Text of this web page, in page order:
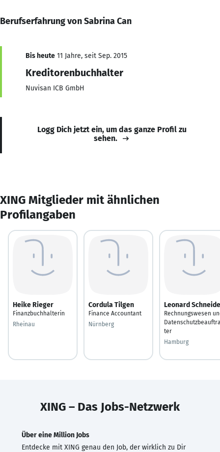
Berufserfahrung von Sabrina Can
Bis heute 11 Jahre, seit Sep. 2015
Kreditorenbuchhalter
Nuvisan ICB GmbH
Logg Dich jetzt ein, um das ganze Profil zu
sehen.
XING Mitglieder mit ähnlichen
Profilangaben
Heike Rieger
Finanzbuchhalterin
Rheinau
Cordula Tilgen
Finance Accountant
Nürnberg
Leonard
Rechnungswesen
ter
Hamburg
XING – Das Jobs-Netzwerk
Über eine Million Jobs
Entdecke mit XING genau den Job, der wirklich zu Dir